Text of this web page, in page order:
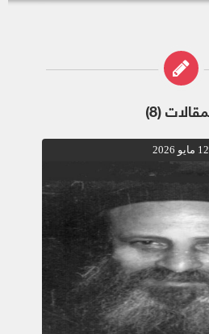
(8)
12 مايو 2026